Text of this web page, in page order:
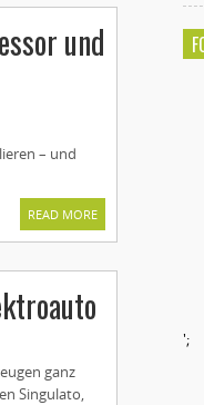
und
– und
READ MORE
ganz
Singulato,
';